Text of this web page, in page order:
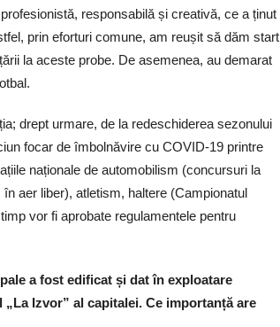
responsabilă și creativă, ce a ținut
prin eforturi comune, am reușit să dăm start
la aceste probe. De asemenea, au demarat
drept urmare, de la redeschiderea sezonului
focar de îmbolnăvire cu COVID-19 printre
naționale de automobilism (concursuri la
aer liber), atletism, haltere (Campionatul
vor fi aprobate regulamentele pentru
a fost edificat și dat în exploatare
Izvor” al capitalei. Ce importanță are